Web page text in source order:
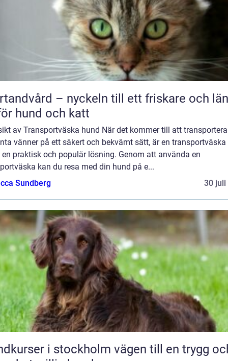
– nyckeln till ett friskare och
hund och katt
av Transportväska hund När det kommer till att
vänner på ett säkert och bekvämt sätt, är en
praktisk och populär lösning. Genom att använda en
kan du resa med din hund på e...
Sundberg
30 juli
i stockholm vägen till en trygg och